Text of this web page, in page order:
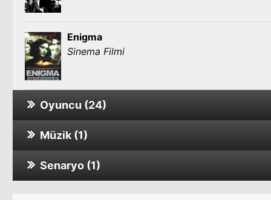
Enigma
Sinema Filmi
Oyuncu (24)
Muscle Shoals
Sinema Filmi
Müzik (1)
Alfie
Sinema Filmi
Senaryo (1)